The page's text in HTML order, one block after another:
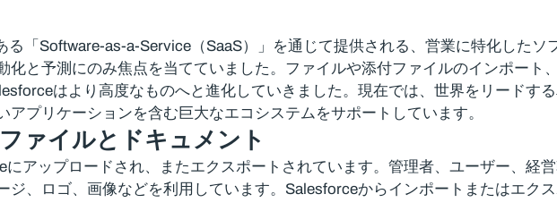
る「Software-as-a-Service（SaaS）」を通じて提供される、営業に特化した
化と予測にのみ焦点を当てていました。ファイルや添付ファイルのインポート
はより高度なものへと進化していきました。現在では、世界をリードす
プリケーションを含む巨大なエコシステムをサポートしています。
ァイルとドキュメント
アップロードされ、またエクスポートされています。管理者、ユーザー、経
ジ、ロゴ、画像などを利用しています。Salesforceからインポートまたはエク